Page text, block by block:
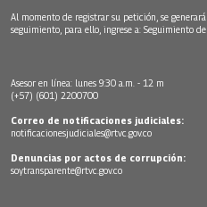
Al momento de registrar su petición, se
seguimiento, para ello, ingrese a: Seguimiento de
Asesor en línea: lunes 9:30 a.m. - 12 m
(+57) (601) 2200700
Correo de notificaciones judiciales:
notificacionesjudiciales@rtvc.gov.co
Denuncias por actos de corrupción:
soytransparente@rtvc.gov.co